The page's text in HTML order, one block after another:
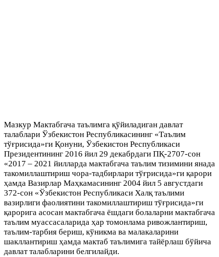
Мазкур Мактабгача таълимга қўйиладиган давлат
талаблари Ўзбекистон Республикасининг «Таълим
тўғрисида»ги Қонуни, Ўзбекистон Республикаси
Президентининг 2016 йил 29 декабрдаги ПҚ-2707-сон
«2017 – 2021 йилларда мактабгача таълим тизимини янада
такомиллаштириш чора-тадбирлари тўғрисида»ги қарори
ҳамда Вазирлар Маҳкамасининг 2004 йил 5 августдаги
372-сон «Ўзбекистон Республикаси Халқ таълими
вазирлиги фаолиятини такомиллаштириш тўғрисида»ги
қарорига асосан мактабгача ёшдаги болаларни мактабгача
таълим муассасаларида ҳар томонлама ривожлантириш,
таълим-тарбия бериш, кўникма ва малакаларини
шакллантириш ҳамда мактаб таълимига тайёрлаш бўйича
давлат талабларини белгилайди.